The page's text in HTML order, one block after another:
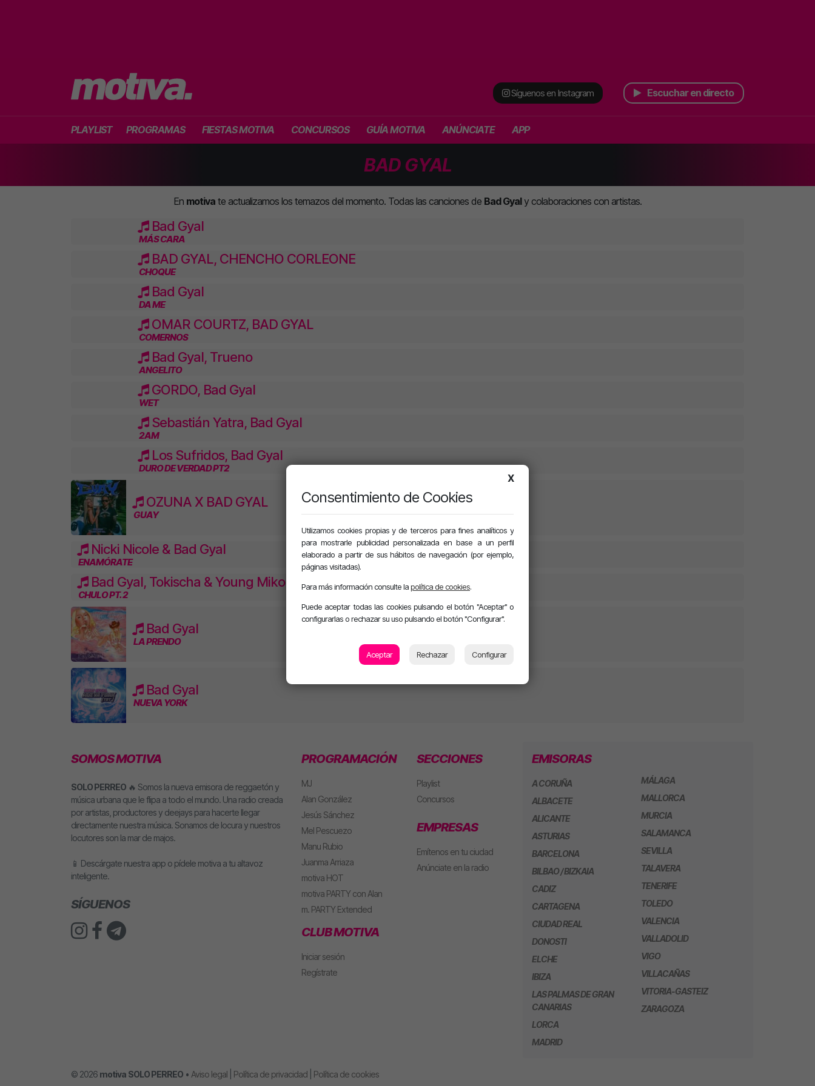
Síguenos en Instagram Escuchar en directo
PLAYLIST PROGRAMAS FIESTAS MOTIVA CONCURSOS GUÍA MOTIVA ANÚNCIATE APP
BAD GYAL
En motiva te actualizamos los temazos del momento. Todas las canciones de Bad Gyaly colaboraciones con artistas.
Bad Gyal
MÁS CARA
BAD GYAL, CHENCHO CORLEONE
CHOQUE
Bad Gyal
DA ME
OMAR COURTZ, BAD GYAL
COMERNOS
Bad Gyal, Trueno
ANGELITO
GORDO, Bad Gyal
WET
Sebastián Yatra, Bad Gyal
2AM
Los Sufridos, Bad Gyal
DURO DE VERDAD PT2
OZUNA X BAD GYAL
GUAY
Nicki Nicole & Bad Gyal
ENAMÓRATE
Bad Gyal, Tokischa & Young Miko
CHULO PT. 2
Bad Gyal
LA PRENDO
Bad Gyal
NUEVA YORK
SOMOS MOTIVA
SOLO PERREO 🔥 Somos la nueva emisora de reggaetón y
música urbana que le flipa a todo el mundo. Una radio creada
por artistas, productores y deejays para hacerte llegar
directamente nuestra música. Sonamos de locura y nuestros
locutores son la mar de majos.
📱 Descárgate nuestra app o pídele motiva a tu altavoz
inteligente.
SÍGUENOS
PROGRAMACIÓN
MJ
Alan González
Jesús Sánchez
Mel Pescuezo
Manu Rubio
Juanma Arriaza
motiva HOT
motiva PARTY con Alan
m. PARTY Extended
CLUB MOTIVA
Iniciar sesión
Regístrate
SECCIONES
Playlist
Concursos
EMPRESAS
Emítenos en tu ciudad
Anúnciate en la radio
EMISORAS
A CORUÑA
ALBACETE
ALICANTE
ASTURIAS
BARCELONA
BILBAO / BIZKAIA
CADIZ
CARTAGENA
CIUDAD REAL
DONOSTI
ELCHE
IBIZA
LAS PALMAS DE GRAN
CANARIAS
LORCA
MADRID
MÁLAGA
MALLORCA
MURCIA
SALAMANCA
SEVILLA
TALAVERA
TENERIFE
TOLEDO
VALENCIA
VALLADOLID
VIGO
VILLACAÑAS
VITORIA-GASTEIZ
ZARAGOZA
© 2026 motiva SOLO PERREO • Aviso legal Política de privacidad Política de cookies
X
Consentimiento de Cookies
Utilizamos cookies propias y de terceros para fines analíticos y
para mostrarle publicidad personalizada en base a un perfil
elaborado a partir de sus hábitos de navegación (por ejemplo,
páginas visitadas).
Para más información consulte lapolítica de cookies.
Puede aceptar todas las cookies pulsando el botón "Aceptar" o
configurarlas o rechazar su uso pulsando el botón "Configurar".
Aceptar Rechazar Configurar